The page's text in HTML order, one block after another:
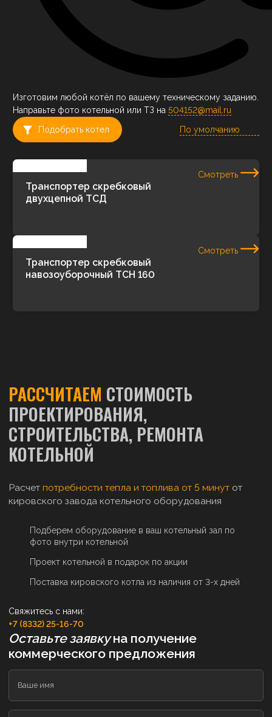
Изготовим любой котёл по вашему техническому заданию.
Направьте фото котельной или ТЗ на 504152@mail.ru
Подобрать котел
Транспортер скребковый
двухцепной ТСД
Смотреть
Транспортер скребковый
навозоуборочный ТСН 160
Смотреть
РАССЧИТАЕМ СТОИМОСТЬ
ПРОЕКТИРОВАНИЯ,
СТРОИТЕЛЬСТВА, РЕМОНТА
КОТЕЛЬНОЙ
Расчет потребности тепла и топлива от 5 минут от
кировского завода котельного оборудования
Подберем оборудование в ваш котельный зал по
фото внутри котельной
Проект котельной в подарок по акции
Поставка кировского котла из наличия от 3-х дней
Свяжитесь с нами:
+7 (8332) 25-16-70
Оставьте заявкуна получение
коммерческого предложения
Ваше имя